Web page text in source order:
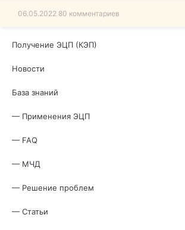
06.05.2022 80 комментариев
Получение ЭЦП (КЭП)
Новости
База знаний
— Применения ЭЦП
— FAQ
— МЧД
— Решение проблем
— Статьи